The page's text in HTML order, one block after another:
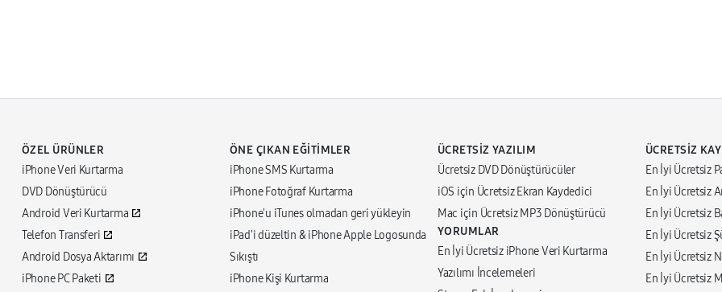
ÖZEL ÜRÜNLER
iPhone Veri Kurtarma
DVD Dönüştürücü
Android Veri Kurtarma
Telefon Transferi
Android Dosya Aktarımı
iPhone PC Paketi
ÖNE ÇIKAN EĞITIMLER
iPhone SMS Kurtarma
iPhone Fotoğraf Kurtarma
iPhone'u iTunes olmadan geri yükleyin
iPad'i düzeltin & iPhone Apple Logosunda
Sıkıştı
iPhone Kişi Kurtarma
ÜCRETSIZ YAZILIM
Ücretsiz DVD Dönüştürücüler
iOS için Ücretsiz Ekran Kaydedici
Mac için Ücretsiz MP3 Dönüştürücü
YORUMLAR
En İyi Ücretsiz iPhone Veri Kurtarma
Yazılımı İncelemeleri
ÜCRETSIZ
En İyi Ücretsiz
En İyi Ücretsiz
En İyi Ücretsiz
En İyi Ücretsiz
En İyi Ücretsiz
En İyi Ücretsiz